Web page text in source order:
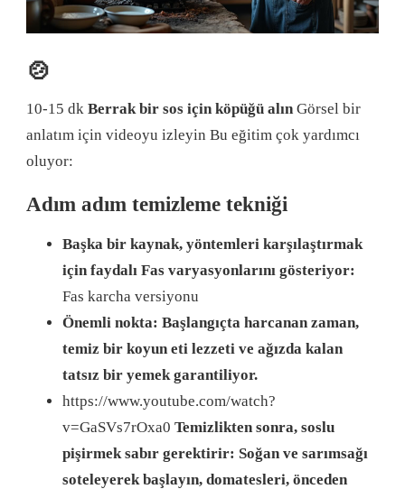
🍲
10-15 dk Berrak bir sos için köpüğü alınGörsel bir
anlatım için videoyu izleyin Bu eğitim çok yardımcı
oluyor:
Adım adım temizleme tekniği
Başka bir kaynak, yöntemleri karşılaştırmak
için faydalı Fas varyasyonlarını gösteriyor:
Fas karcha versiyonu
Önemli nokta: Başlangıçta harcanan zaman,
temiz bir koyun eti lezzeti ve ağızda kalan
tatsız bir yemek garantiliyor.
https://www.youtube.com/watch?
v=GaSVs7rOxa0 Temizlikten sonra, soslu
pişirmek sabır gerektirir: Soğan ve sarımsağı
soteleyerek başlayın, domatesleri, önceden